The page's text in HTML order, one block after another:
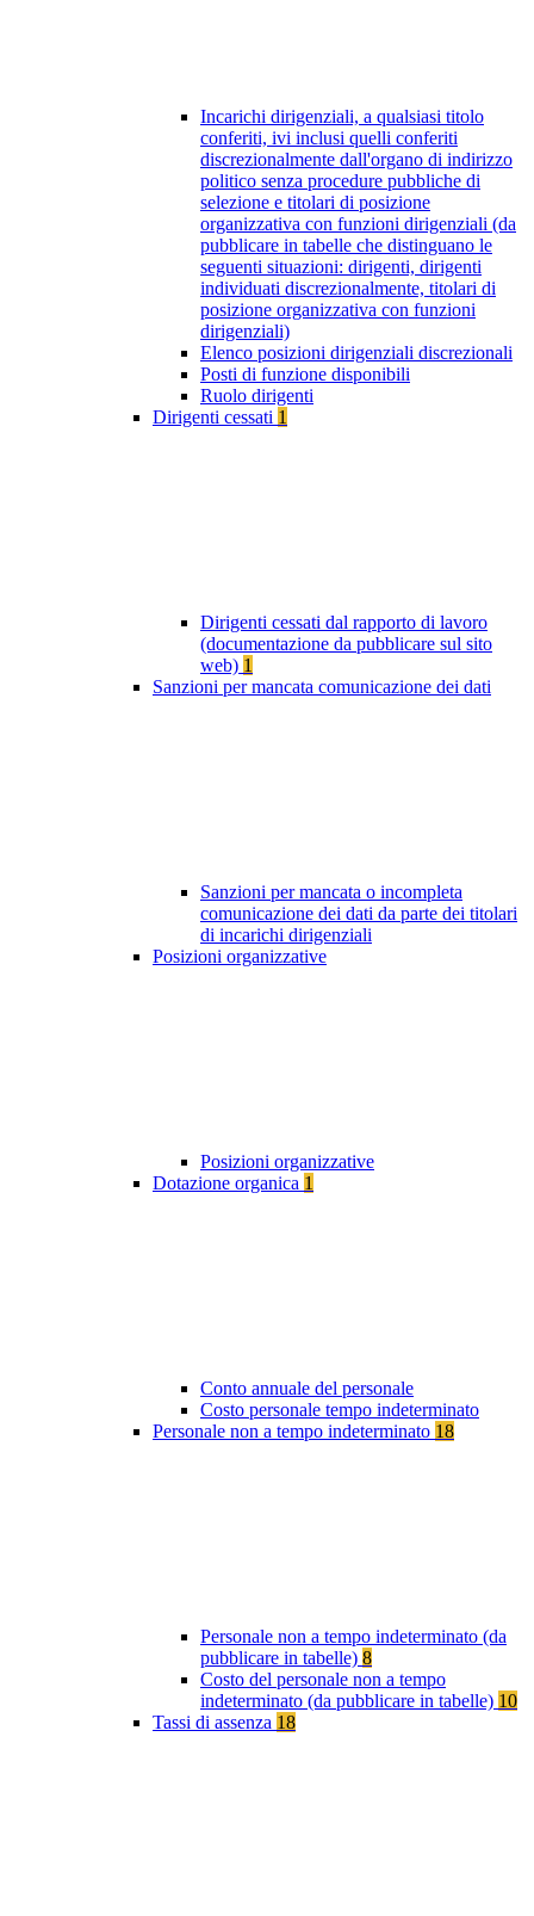
Incarichi dirigenziali, a qualsiasi titolo
conferiti, ivi inclusi quelli conferiti
discrezionalmente dall'organo di indirizzo
politico senza procedure pubbliche di
selezione e titolari di posizione
organizzativa con funzioni dirigenziali (da
pubblicare in tabelle che distinguano le
seguenti situazioni: dirigenti, dirigenti
individuati discrezionalmente, titolari di
posizione organizzativa con funzioni
dirigenziali)
Elenco posizioni dirigenziali discrezionali
Posti di funzione disponibili
Ruolo dirigenti
Dirigenti cessati 1
Dirigenti cessati dal rapporto di lavoro
(documentazione da pubblicare sul sito
web) 1
Sanzioni per mancata comunicazione dei dati
Sanzioni per mancata o incompleta
comunicazione dei dati da parte dei titolari
di incarichi dirigenziali
Posizioni organizzative
Posizioni organizzative
Dotazione organica 1
Conto annuale del personale
Costo personale tempo indeterminato
Personale non a tempo indeterminato 18
Personale non a tempo indeterminato (da
pubblicare in tabelle) 8
Costo del personale non a tempo
indeterminato (da pubblicare in tabelle) 10
Tassi di assenza 18